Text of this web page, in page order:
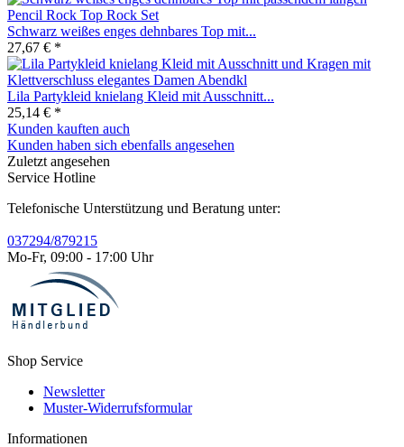
Schwarz weißes enges dehnbares Top mit...
27,67 € *
Lila Partykleid knielang Kleid mit Ausschnitt...
25,14 € *
Kunden kauften auch
Kunden haben sich ebenfalls angesehen
Zuletzt angesehen
Service Hotline
Telefonische Unterstützung und Beratung unter:
037294/879215
Mo-Fr, 09:00 - 17:00 Uhr
Shop Service
Newsletter
Muster-Widerrufsformular
Informationen